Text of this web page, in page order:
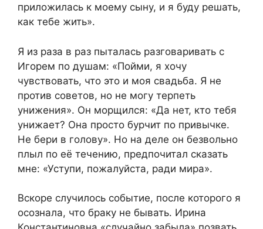
приложилась к моему сыну, и я буду решать,
как тебе жить».
Я из раза в раз пыталась разговаривать с
Игорем по душам: «Пойми, я хочу
чувствовать, что это и моя свадьба. Я не
против советов, но не могу терпеть
унижения». Он морщился: «Да нет, кто тебя
унижает? Она просто бурчит по привычке.
Не бери в голову». Но на деле он безвольно
плыл по её течению, предпочитал сказать
мне: «Уступи, пожалуйста, ради мира».
Вскоре случилось событие, после которого я
осознала, что браку не бывать. Ирина